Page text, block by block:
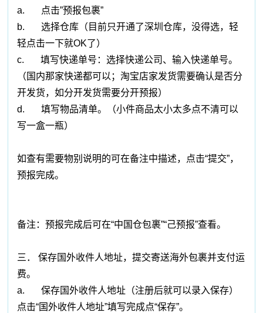
a. 点击”预报包裹”
b. 选择仓库（目前只开通了深圳仓库，没得选，轻
轻点击一下就OK了）
c. 填写快递单号：选择快递公司、输入快递单号。
（国内那家快递都可以；淘宝店家发货需要确认是否分
开发货，如分开发货需要分开预报）
d. 填写物品清单。（小件商品太小太多点不清可以
写一盒一瓶）
如查有需要物别说明的可在备注中描述，点击“提交”，
预报完成。
备注：预报完成后可在“中国仓包裹”“己预报”查看。
三． 保存国外收件人地址，提交寄送海外包裹并支付运
费。
a. 保存国外收件人地址（注册后就可以录入保存）
点击“国外收件人地址”填写完成点“保存”。